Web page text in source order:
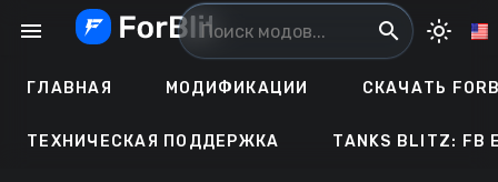
menu search light_mode
ГЛАВНАЯ МОДИФИКАЦИИ СКАЧАТЬ
ТЕХНИЧЕСКАЯ ПОДДЕРЖКА TANKS BLITZ: FB